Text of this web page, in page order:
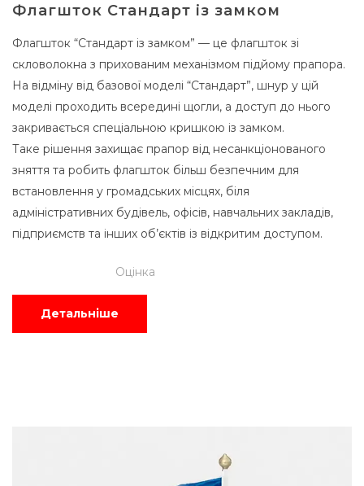
Флагшток Стандарт із замком
Флагшток “Стандарт із замком” — це флагшток зі
скловолокна з прихованим механізмом підйому прапора.
На відміну від базової моделі “Стандарт”, шнур у цій
моделі проходить всередині щогли, а доступ до нього
закривається спеціальною кришкою із замком.
Таке рішення захищає прапор від несанкціонованого
зняття та робить флагшток більш безпечним для
встановлення у громадських місцях, біля
адміністративних будівель, офісів, навчальних закладів,
підприємств та інших об’єктів із відкритим доступом.
Оцінка
Детальніше